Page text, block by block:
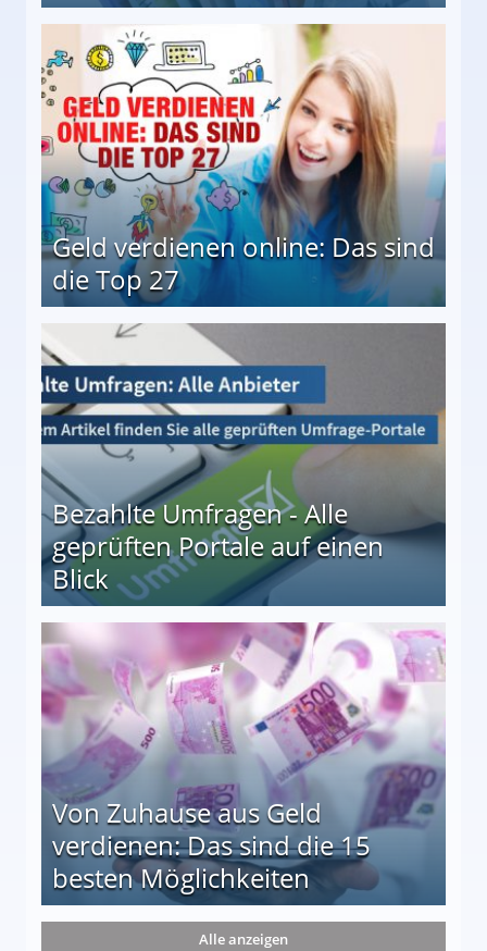
Geld verdienen online: Das sind
die Top 27
Bezahlte Umfragen - Alle
geprüften Portale auf einen
Blick
auf einen Blick
Von Zuhause aus Geld
verdienen: Das sind die 15
besten Möglichkeiten
die 15 besten Möglichkeiten
Alle anzeigen